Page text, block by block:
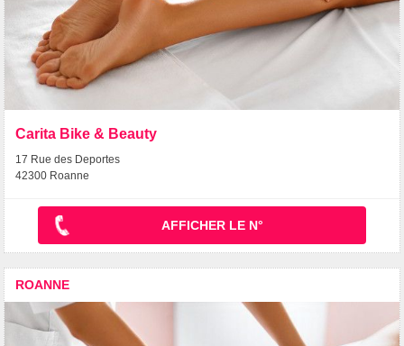
Carita Bike & Beauty
17 Rue des Deportes
42300 Roanne
AFFICHER LE N°
ROANNE